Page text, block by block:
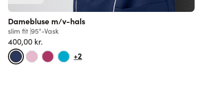
Damebluse m/v-hals
slim fit 95°-Vask
400,00 kr.
+2